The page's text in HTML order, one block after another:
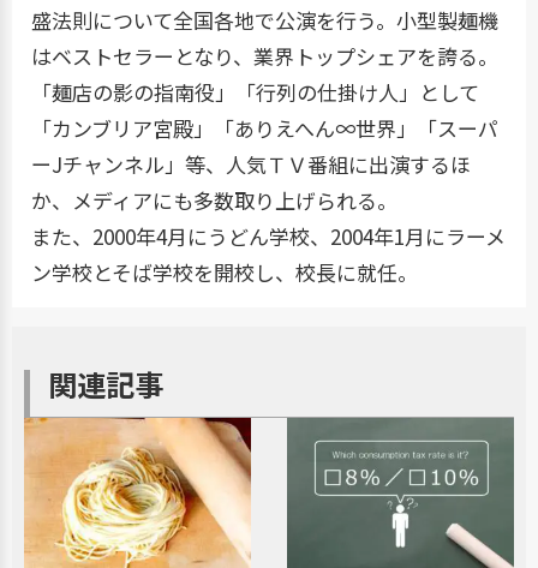
盛法則について全国各地で公演を行う。小型製麺機
はベストセラーとなり、業界トップシェアを誇る。
「麺店の影の指南役」「行列の仕掛け人」として
「カンブリア宮殿」「ありえへん∞世界」「スーパ
ーJチャンネル」等、人気ＴＶ番組に出演するほ
か、メディアにも多数取り上げられる。
また、2000年4月にうどん学校、2004年1月にラーメ
ン学校とそば学校を開校し、校長に就任。
関連記事